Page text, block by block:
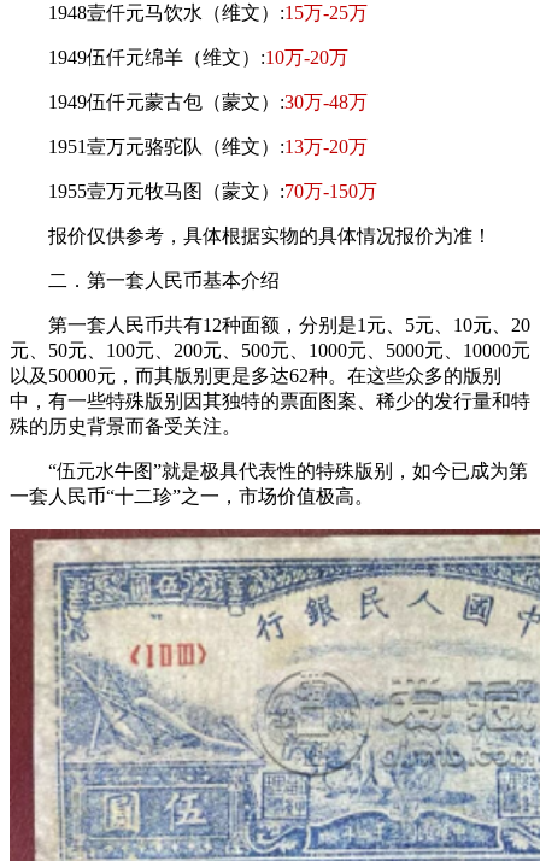
1948壹仟元马饮水（维文）:15万-25万
1949伍仟元绵羊（维文）:10万-20万
1949伍仟元蒙古包（蒙文）:30万-48万
1951壹万元骆驼队（维文）:13万-20万
1955壹万元牧马图（蒙文）:70万-150万
报价仅供参考，具体根据实物的具体情况报价为准！
二．第一套人民币基本介绍
第一套人民币共有12种面额，分别是1元、5元、10元、20
元、50元、100元、200元、500元、1000元、5000元、10000元
以及50000元，而其版别更是多达62种。在这些众多的版别
中，有一些特殊版别因其独特的票面图案、稀少的发行量和特
殊的历史背景而备受关注。
“伍元水牛图”就是极具代表性的特殊版别，如今已成为第
一套人民币“十二珍”之一，市场价值极高。